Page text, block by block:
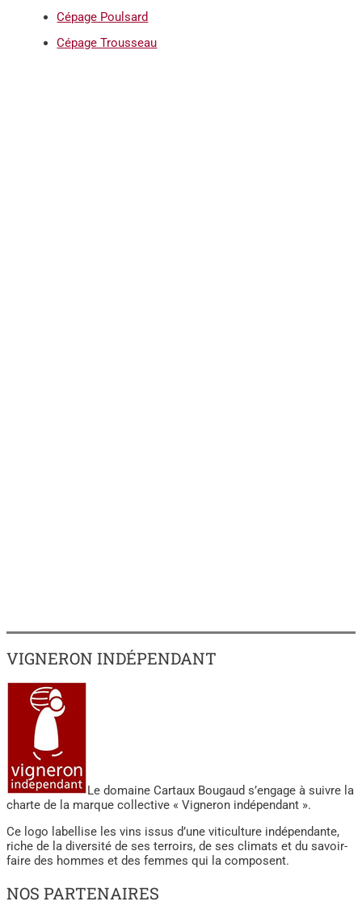
Cépage Poulsard
Cépage Trousseau
VIGNERON INDÉPENDANT
Le domaine Cartaux Bougaud s’engage à suivre la
charte de la marque collective « Vigneron indépendant ».
Ce logo labellise les vins issus d’une viticulture indépendante,
riche de la diversité de ses terroirs, de ses climats et du savoir-
faire des hommes et des femmes qui la composent.
NOS PARTENAIRES